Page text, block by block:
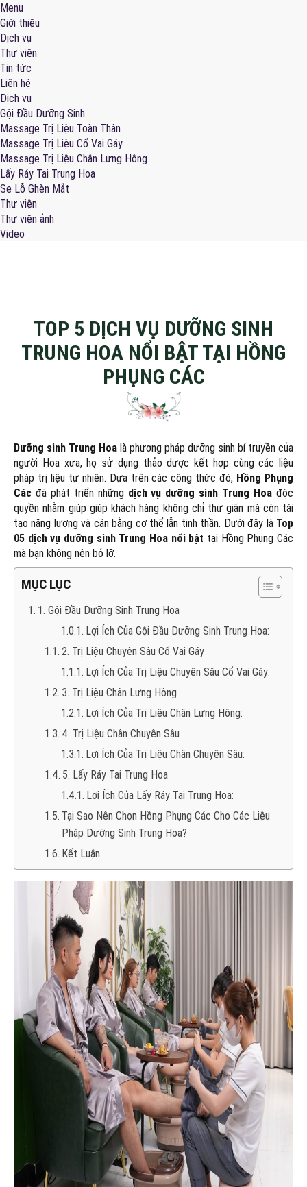
Menu
Giới thiệu
Dịch vụ
Thư viện
Tin tức
Liên hệ
Dịch vụ
Gội Đầu Dưỡng Sinh
Massage Trị Liệu Toàn Thân
Massage Trị Liệu Cổ Vai Gáy
Massage Trị Liệu Chân Lưng Hông
Lấy Ráy Tai Trung Hoa
Se Lỗ Ghèn Mắt
Thư viện
Thư viện ảnh
Video
TOP 5 DỊCH VỤ DƯỠNG SINH
TRUNG HOA NỔI BẬT TẠI HỒNG
PHỤNG CÁC
Dưỡng sinh Trung Hoa là phương pháp dưỡng sinh bí truyền của
người Hoa xưa, họ sử dụng thảo dược kết hợp cùng các liệu
pháp trị liệu tự nhiên. Dựa trên các công thức đó, Hồng Phụng
Các đã phát triển những dịch vụ dưỡng sinh Trung Hoa độc
quyền nhằm giúp giúp khách hàng không chỉ thư giãn mà còn tái
tạo năng lượng và cân bằng cơ thể lẫn tinh thần. Dưới đây là Top
05 dịch vụ dưỡng sinh Trung Hoa nổi bật tại Hồng Phụng Các
mà bạn không nên bỏ lỡ.
MỤC LỤC
1. Gội Đầu Dưỡng Sinh Trung Hoa
Lợi Ích Của Gội Đầu Dưỡng Sinh Trung Hoa:
2. Trị Liệu Chuyên Sâu Cổ Vai Gáy
Lợi Ích Của Trị Liệu Chuyên Sâu Cổ Vai Gáy:
3. Trị Liệu Chân Lưng Hông
Lợi Ích Của Trị Liệu Chân Lưng Hông:
4. Trị Liệu Chân Chuyên Sâu
Lợi Ích Của Trị Liệu Chân Chuyên Sâu:
5. Lấy Ráy Tai Trung Hoa
Lợi Ích Của Lấy Ráy Tai Trung Hoa:
Tại Sao Nên Chọn Hồng Phụng Các Cho Các Liệu
Pháp Dưỡng Sinh Trung Hoa?
Kết Luận